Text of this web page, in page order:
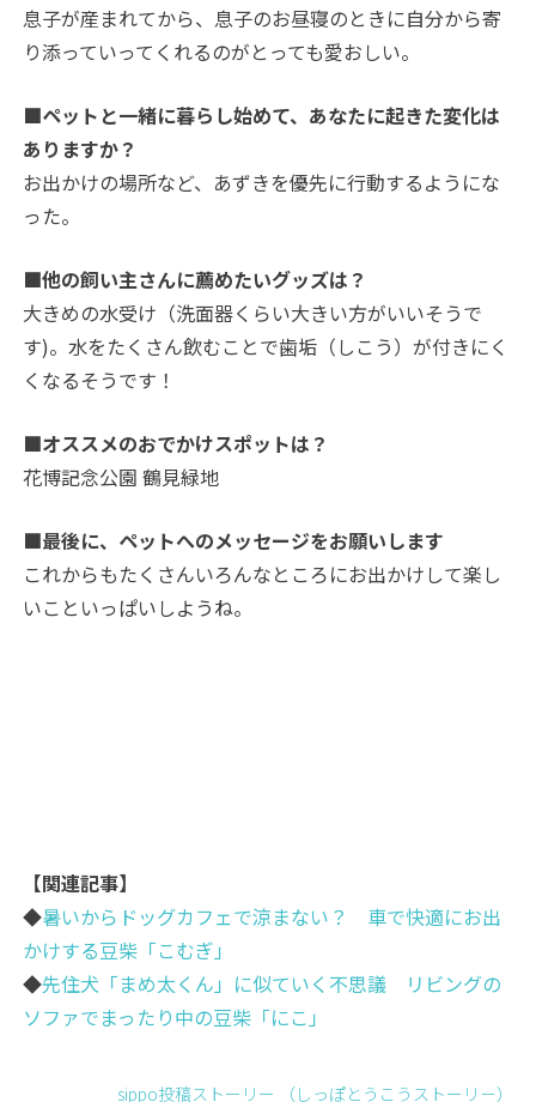
息子が産まれてから、息子のお昼寝のときに自分から寄
り添っていってくれるのがとっても愛おしい。
■ペットと一緒に暮らし始めて、あなたに起きた変化は
ありますか？
お出かけの場所など、あずきを優先に行動するようにな
った。
■他の飼い主さんに薦めたいグッズは？
大きめの水受け（洗面器くらい大きい方がいいそうで
す)。水をたくさん飲むことで歯垢（しこう）が付きにく
くなるそうです！
■オススメのおでかけスポットは？
花博記念公園 鶴見緑地
■最後に、ペットへのメッセージをお願いします
これからもたくさんいろんなところにお出かけして楽し
いこといっぱいしようね。
【関連記事】
◆暑いからドッグカフェで涼まない？ 車で快適にお出
かけする豆柴「こむぎ」
◆先住犬「まめ太くん」に似ていく不思議 リビングの
ソファでまったり中の豆柴「にこ」
sippo投稿ストーリー （しっぽとうこうストーリ－）